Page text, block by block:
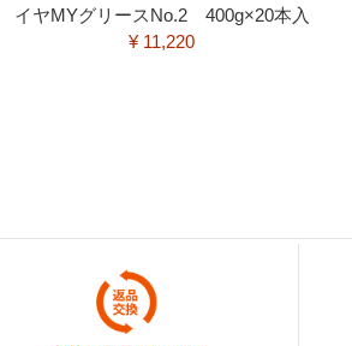
イヤMYグリースNo.2 400g×20本入
¥ 11,220